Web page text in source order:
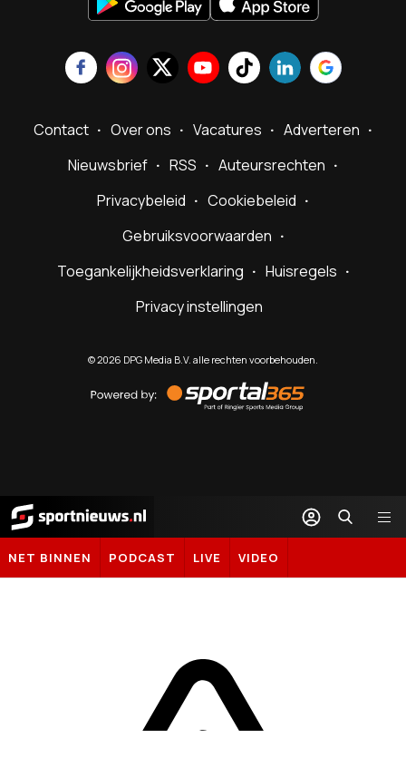
Contact Over ons Vacatures
Adverteren
Nieuwsbrief
RSS
Auteursrechten
Privacybeleid
Cookiebeleid
Gebruiksvoorwaarden
Toegankelijkheidsverklaring
Huisregels
Privacy instellingen
©2026 DPG Media B.V. alle rechten voorbehouden.
by
Sportal365
Sportnieuws.nl
NET BINNEN PODCAST LIVE VIDEO